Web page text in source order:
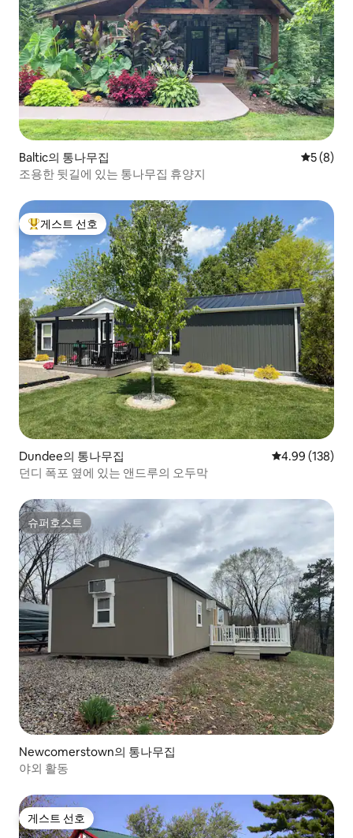
Baltic의 통나무집 평점 5점
5 (8)
조용한 뒷길에 있는 통나무집 휴양지
상위 게스트 선호
게스트 선호
Dundee의 통나무집 평점 4.99점(5
4.99 (138)
던디 폭포 옆에 있는 앤드루의 오두막
슈퍼호스트
슈퍼호스트
Newcomerstown의 통나무집
야외 활동
게스트 선호
게스트 선호